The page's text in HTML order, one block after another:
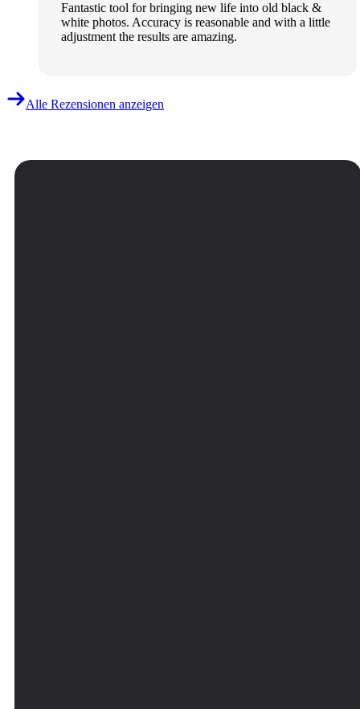
Fantastic tool for bringing new life into old black &
white photos. Accuracy is reasonable and with a little
adjustment the results are amazing.
Alle Rezensionen anzeigen